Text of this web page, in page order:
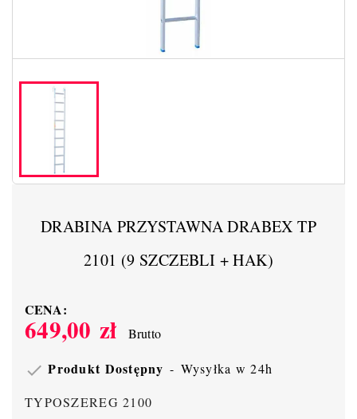
DRABINA PRZYSTAWNA DRABEX TP
2101 (9 SZCZEBLI + HAK)
CENA:
649,00 zł Brutto
 Produkt Dostępny Wysyłka w 24h
TYPOSZEREG 2100